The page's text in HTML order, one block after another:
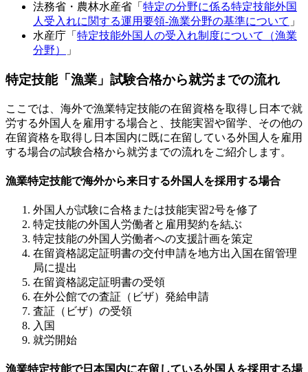
法務省・農林水産省「 特定の分野に係る特定技能外国
人受入れに関する運用要領-漁業分野の基準について 」
水産庁「 特定技能外国人の受入れ制度について（漁業
分野）
」
特定技能「漁業」試験合格から就労までの流れ
ここでは、海外で漁業特定技能の在留資格を取得し日本で就
労する外国人を雇用する場合と、技能実習や留学、その他の
在留資格を取得し日本国内に既に在留している外国人を雇用
する場合の試験合格から就労までの流れをご紹介します。
漁業特定技能で海外から来日する外国人を採用する場合
外国人が試験に合格または技能実習2号を修了
特定技能の外国人労働者と雇用契約を結ぶ
特定技能の外国人労働者への支援計画を策定
在留資格認定証明書の交付申請を地方出入国在留管理
局に提出
在留資格認定証明書の受領
在外公館での査証（ビザ）発給申請
査証（ビザ）の受領
入国
就労開始
漁業特定技能で日本国内に在留している外国人を採用する場